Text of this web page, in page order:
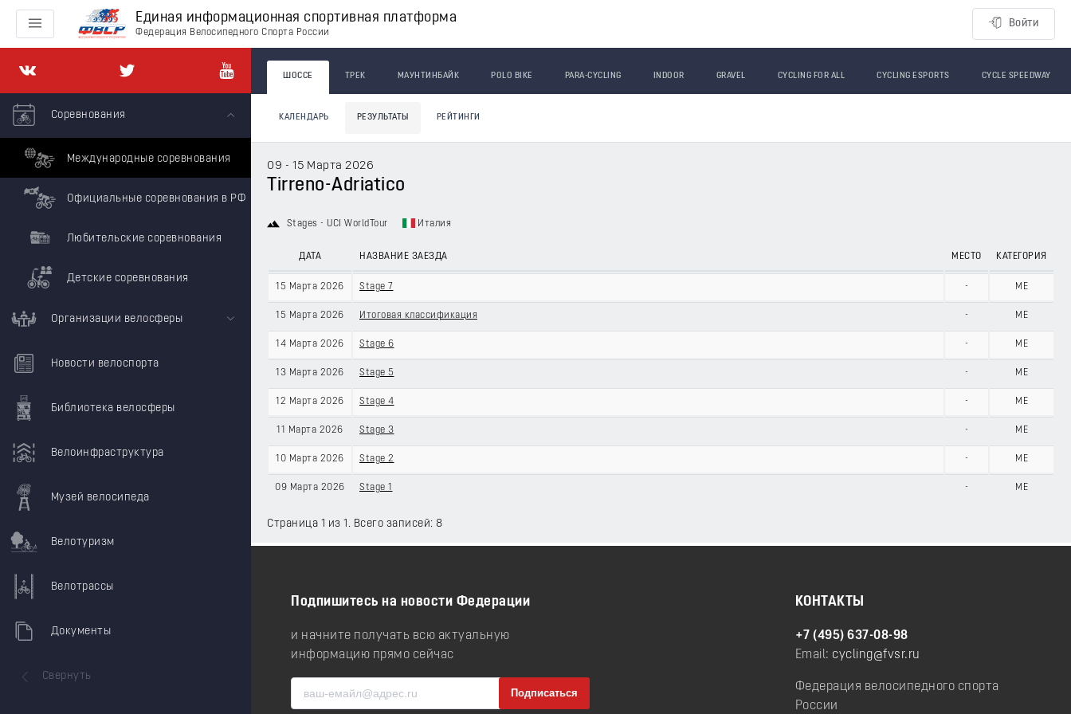
Единая информационная спортивная платформа
Федерация Велосипедного Спорта России
Войти
Соревнования
Международные соревнования
Официальные соревнования в РФ
Любительские соревнования
Детские соревнования
Организации велосферы
Новости велоспорта
Библиотека велосферы
Велоинфраструктура
Музей велосипеда
Велотуризм
Велотрассы
Документы
Свернуть
ШОССЕ ТРЕК МАУНТИНБАЙК POLO BIKE PARA-CYCLING INDOOR GRAVEL CYCLING FOR ALL CYCLING ESPORTS CYCLE SPEEDWAY
КАЛЕНДАРЬ РЕЗУЛЬТАТЫ РЕЙТИНГИ
09 - 15 Марта 2026
Tirreno-Adriatico
Stages - UCI WorldTour Италия
ДАТА НАЗВАНИЕ ЗАЕЗДА МЕСТО КАТЕГОРИЯ
15 Марта 2026 Stage 7 - ME
15 Марта 2026 Итоговая классификация - ME
14 Марта 2026 Stage 6 - ME
13 Марта 2026 Stage 5 - ME
12 Марта 2026 Stage 4 - ME
11 Марта 2026 Stage 3 - ME
10 Марта 2026 Stage 2 - ME
09 Марта 2026 Stage 1 - ME
Страница 1 из 1. Всего записей: 8
Подпишитесь на новости Федерации
и начните получать всю актуальную
информацию прямо сейчас
КОНТАКТЫ
+7 (495) 637-08-98
Email: cycling@fvsr.ru
Федерация велосипедного спорта
России